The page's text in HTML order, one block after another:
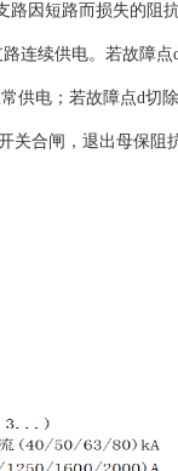
因短路而损失的阻
连续供电。若故障
供电；若故障点d切
关合闸，退出母保阻